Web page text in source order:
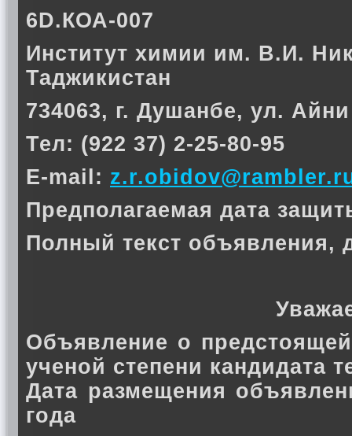
6D.КОА-007
Институт химии им. В.И.
Таджикистан
734063, г. Душанбе, ул.
Тел: (922 37) 2-25-80-95
E-mail:
Предполагаемая дата
Полный текст объявления,
Объявление о
ученой степени кандидата
Дата размещения
года